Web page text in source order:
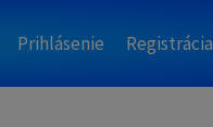
Prihlásenie Registrácia